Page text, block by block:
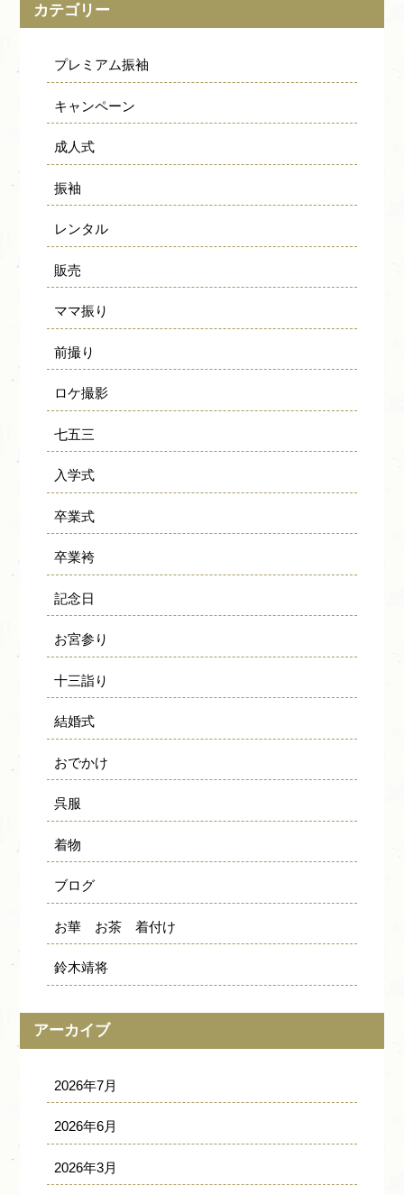
カテゴリー
プレミアム振袖
キャンペーン
成人式
振袖
レンタル
販売
ママ振り
前撮り
ロケ撮影
七五三
入学式
卒業式
卒業袴
記念日
お宮参り
十三詣り
結婚式
おでかけ
呉服
着物
ブログ
お華 お茶 着付け
鈴木靖将
アーカイブ
2026年7月
2026年6月
2026年3月